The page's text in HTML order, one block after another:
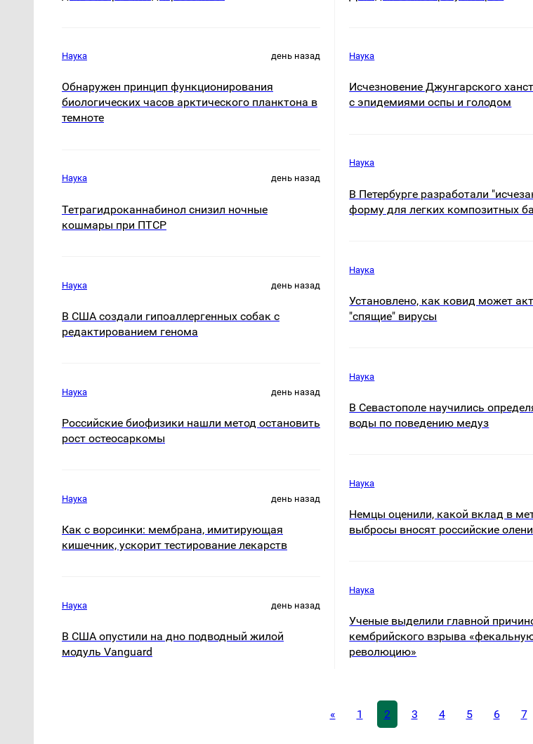
Наука день назад
Обнаружен принцип функционирования
биологических часов арктического планктона в
темноте
Наука день назад
Тетрагидроканнабинол снизил ночные
кошмары при ПТСР
Наука день назад
В США создали гипоаллергенных собак с
редактированием генома
Наука день назад
Российские биофизики нашли метод остановить
рост остеосаркомы
Наука день назад
Как с ворсинки: мембрана, имитирующая
кишечник, ускорит тестирование лекарств
Наука день назад
В США опустили на дно подводный жилой
модуль Vanguard
Наука
Исчезновение Джунгарского
с эпидемиями оспы и голодом
Наука
В Петербурге разработали
форму для легких композитных
Наука
Установлено, как ковид может
"спящие" вирусы
Наука
В Севастополе научились
воды по поведению медуз
Наука
Немцы оценили, какой вклад в
выбросы вносят российские
Наука
Ученые выделили главной
кембрийского взрыва
революцию»
« 1 2 3 4 5 6 7